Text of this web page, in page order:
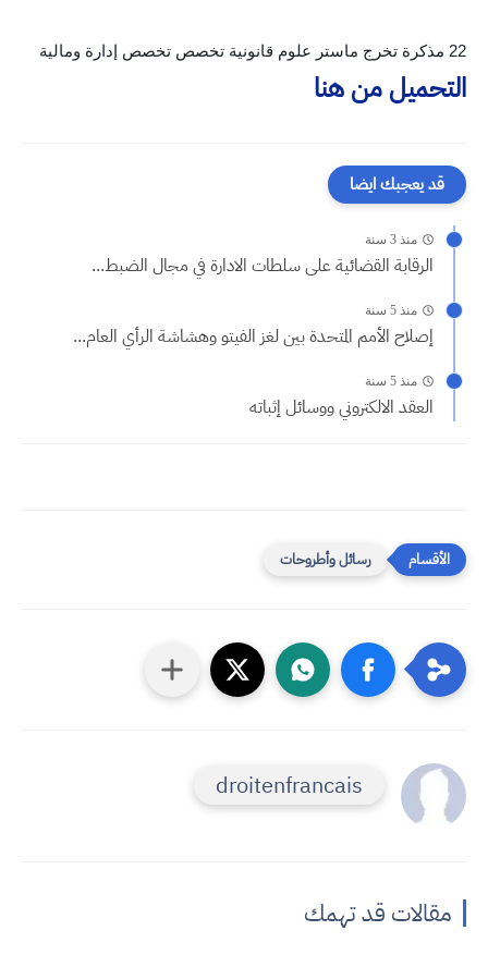
22 مذكرة تخرج ماستر علوم قانونية تخصص تخصص إدارة ومالية
التحميل من هنا
قد يعجبك ايضا
منذ 3 سنة
الرقابة القضائية على سلطات الادارة في مجال الضبط...
منذ 5 سنة
إصلاح الأمم المتحدة بين لغز الفيتو وهشاشة الرأي العام...
منذ 5 سنة
العقد الالكتروني ووسائل إثباته
رسائل وأطروحات
droitenfrancais
مقالات قد تهمك